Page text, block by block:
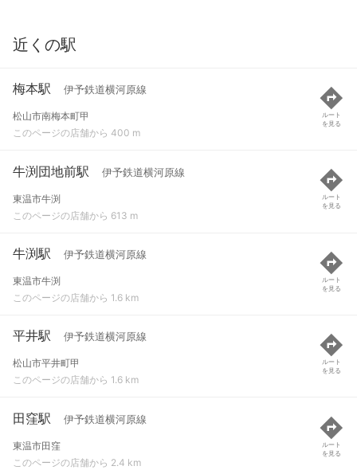
近くの駅
梅本駅 伊予鉄道横河原線
松山市南梅本町甲
このページの店舗から 400 m
ルート
を見る
牛渕団地前駅 伊予鉄道横河原線
東温市牛渕
このページの店舗から 613 m
ルート
を見る
牛渕駅 伊予鉄道横河原線
東温市牛渕
このページの店舗から 1.6 km
ルート
を見る
平井駅 伊予鉄道横河原線
松山市平井町甲
このページの店舗から 1.6 km
ルート
を見る
田窪駅 伊予鉄道横河原線
東温市田窪
このページの店舗から 2.4 km
ルート
を見る